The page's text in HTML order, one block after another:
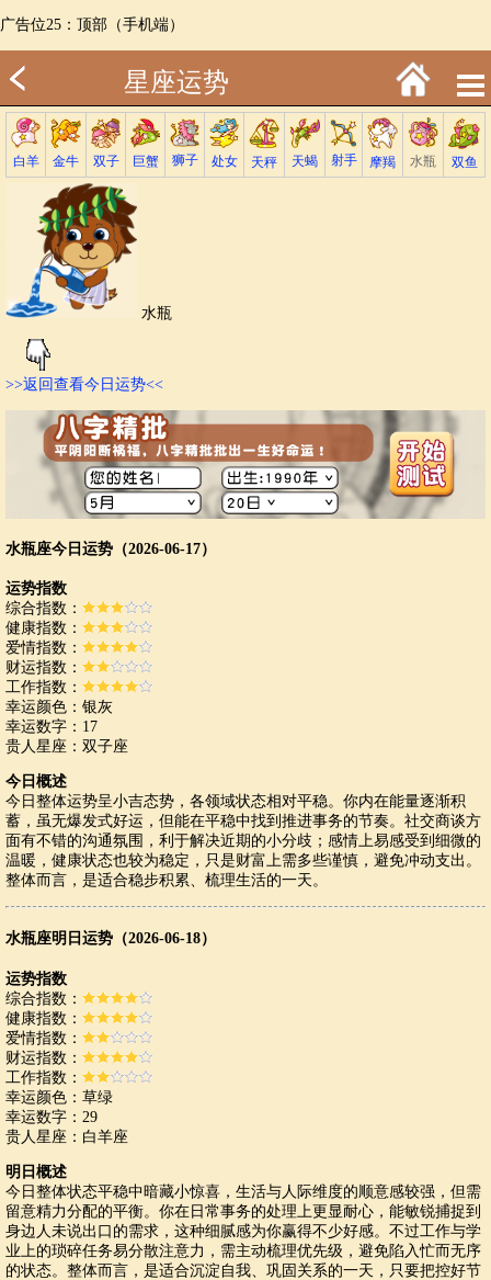
广告位25：顶部（手机端）
星座运势
白羊 金牛 双子 巨蟹 狮子 处女 天秤 天蝎 射手 摩羯 水瓶 双鱼
水瓶
>>返回查看今日运势<<
水瓶座今日运势（2026-06-17）
运势指数
综合指数：
健康指数：
爱情指数：
财运指数：
工作指数：
幸运颜色：银灰
幸运数字：17
贵人星座：双子座
今日概述
今日整体运势呈小吉态势，各领域状态相对平稳。你内在能量逐渐积
蓄，虽无爆发式好运，但能在平稳中找到推进事务的节奏。社交商谈方
面有不错的沟通氛围，利于解决近期的小分歧；感情上易感受到细微的
温暖，健康状态也较为稳定，只是财富上需多些谨慎，避免冲动支出。
整体而言，是适合稳步积累、梳理生活的一天。
水瓶座明日运势（2026-06-18）
运势指数
综合指数：
健康指数：
爱情指数：
财运指数：
工作指数：
幸运颜色：草绿
幸运数字：29
贵人星座：白羊座
明日概述
今日整体状态平稳中暗藏小惊喜，生活与人际维度的顺意感较强，但需
留意精力分配的平衡。你在日常事务的处理上更显耐心，能敏锐捕捉到
身边人未说出口的需求，这种细腻感为你赢得不少好感。不过工作与学
业上的琐碎任务易分散注意力，需主动梳理优先级，避免陷入忙而无序
的状态。整体而言，是适合沉淀自我、巩固关系的一天，只要把控好节